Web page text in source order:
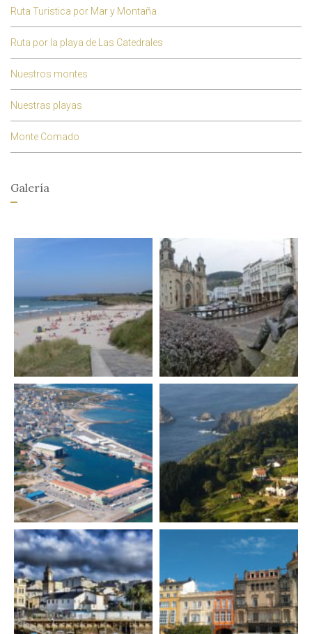
Ruta Turistica por Mar y Montaña
Ruta por la playa de Las Catedrales
Nuestros montes
Nuestras playas
Monte Comado
Galería